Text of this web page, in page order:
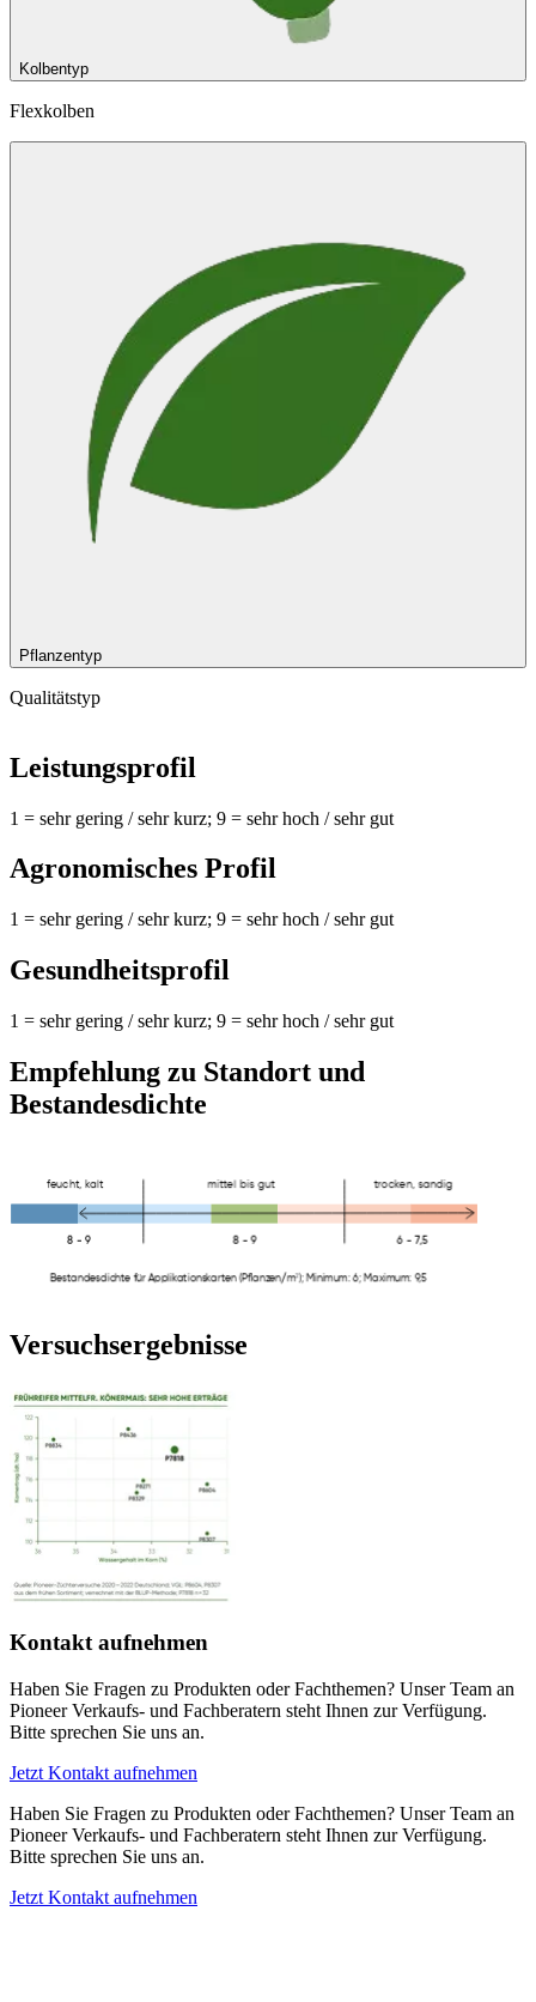
Kolbentyp
Flexkolben
Pflanzentyp
Qualitätstyp
Leistungsprofil
1 = sehr gering / sehr kurz; 9 = sehr hoch / sehr gut
Agronomisches Profil
1 = sehr gering / sehr kurz; 9 = sehr hoch / sehr gut
Gesundheitsprofil
1 = sehr gering / sehr kurz; 9 = sehr hoch / sehr gut
Empfehlung zu Standort und
Bestandesdichte
Versuchsergebnisse
Kontakt aufnehmen
Haben Sie Fragen zu Produkten oder Fachthemen? Unser Team an
Pioneer Verkaufs- und Fachberatern steht Ihnen zur Verfügung.
Bitte sprechen Sie uns an.
Jetzt Kontakt aufnehmen
Haben Sie Fragen zu Produkten oder Fachthemen? Unser Team an
Pioneer Verkaufs- und Fachberatern steht Ihnen zur Verfügung.
Bitte sprechen Sie uns an.
Jetzt Kontakt aufnehmen